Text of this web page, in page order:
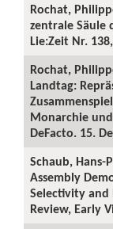
Rochat,
zentrale Säule
Lie:Zeit Nr.
Rochat,
Landtag:
Monarchie
DeFacto. 15.
Schaub, Hans-
Assembly
Selectivity and
Review, Early